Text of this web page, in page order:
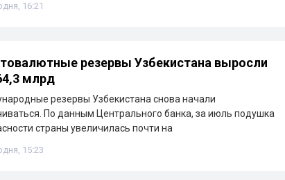
16:21
резервы Узбекистана выросли
млрд
резервы Узбекистана снова начали
По данным Центрального банка, за июль подушка
страны увеличилась почти на
15:23